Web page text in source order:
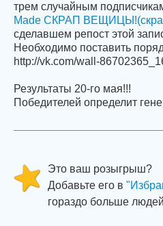
трем случайным
Made СКРАП
сделавшем репост этой
Необходимо поставить
http://vk.com/wall-
Результаты 20-го мая!!!
Победителей определит
Это ваш розыгрыш?
Добавьте его в
гораздо больше людей